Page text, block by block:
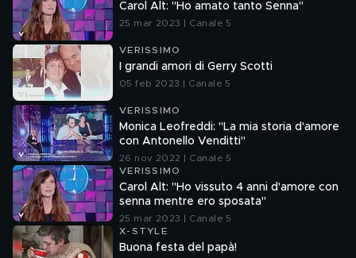
Carol Alt: "Ho amato tanto Senna"
25 mar 2023 | Canale 5
VERISSIMO
I grandi amori di Gerry Scotti
05 feb 2023 | Canale 5
VERISSIMO
Monica Leofreddi: "La mia storia d'amore
con Antonello Venditti"
26 nov 2022 | Canale 5
VERISSIMO
Carol Alt: "Ho vissuto 4 anni d'amore con
senna mentre ero sposata"
25 mar 2023 | Canale 5
X-STYLE
Buona festa del papà!